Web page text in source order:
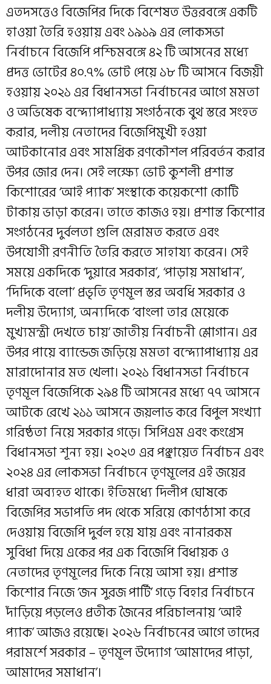
এতদসত্তেও বিজেপির দিকে বিশেষত উত্তরবঙ্গে একটি
হাওয়া তৈরি হওয়ায় এবং ১৯১৯ এর লোকসভা
নির্বাচনে বিজেপি পশ্চিমবঙ্গে ৪২ টি আসনের মধ্যে
প্রদত্ত ভোটের ৪০.৭% ভোট পেয়ে ১৮ টি আসনে বিজয়ী
হওয়ায় ২০২১ এর বিধানসভা নির্বাচনের আগে মমতা
ও অভিষেক বন্দ্যোপাধ্যায় সংগঠনকে বুথ স্তরে সংহত
করার, দলীয় নেতাদের বিজেপিমুখী হওয়া
আটকানোর এবং সামগ্রিক রণকৌশল পরিবর্তন করার
উপর জোর দেন। সেই লক্ষ্যে ভোট কুশলী প্রশান্ত
কিশোরের ‘আই প্যাক’ সংস্থাকে কয়েকশো কোটি
টাকায় ভাড়া করেন। তাতে কাজও হয়। প্রশান্ত কিশোর
সংগঠনের দুর্বলতা গুলি মেরামত করতে এবং
উপযোগী রণনীতি তৈরি করতে সাহায্য করেন। সেই
সময়ে একদিকে ‘দুয়ারে সরকার’, ‘পাড়ায় সমাধান’,
‘দিদিকে বলো’ প্রভৃতি তৃণমূল স্তর অবধি সরকার ও
দলীয় উদ্যোগ, অন্যদিকে ‘বাংলা তার মেয়েকে
মুখ্যমন্ত্রী দেখতে চায়’ জাতীয় নির্বাচনী শ্লোগান। এর
উপর পায়ে ব্যান্ডেজ জড়িয়ে মমতা বন্দ্যোপাধ্যায় এর
মারাদোনার মত খেলা। ২০২১ বিধানসভা নির্বাচনে
তৃণমূল বিজেপিকে ২৯৪ টি আসনের মধ্যে ৭৭ আসনে
আটকে রেখে ২১১ আসনে জয়লাভ করে বিপুল সংখ্যা
গরিষ্ঠতা নিয়ে সরকার গড়ে। সিপিএম এবং কংগ্রেস
বিধানসভা শূন্য হয়। ২০২৩ এর পঞ্ছায়েত নির্বাচন এবং
২০২৪ এর লোকসভা নির্বাচনে তৃণমূলের এই জয়ের
ধারা অব্যহত থাকে। ইতিমধ্যে দিলীপ ঘোষকে
বিজেপির সভাপতি পদ থেকে সরিয়ে কোণঠাসা করে
দেওয়ায় বিজেপি দুর্বল হয়ে যায় এবং নানারকম
সুবিধা দিয়ে একের পর এক বিজেপি বিধায়ক ও
নেতাদের তৃণমূলের দিকে নিয়ে আসা হয়। প্রশান্ত
কিশোর নিজে ‘জন সুরজ পার্টি’ গড়ে বিহার নির্বাচনে
দাঁড়িয়ে পড়লেও প্রতীক জৈনের পরিচালনায় ‘আই
প্যাক’ আজও রয়েছে। ২০২৬ নির্বাচনের আগে তাদের
পরামর্শে সরকার – তৃণমূল উদ্যোগ ‘আমাদের পাড়া,
আমাদের সমাধান’।